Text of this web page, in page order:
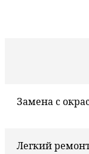
Замена с
Легкий